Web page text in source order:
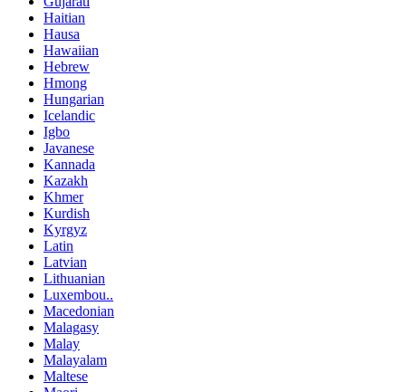
Haitian
Hausa
Hawaiian
Hebrew
Hmong
Hungarian
Icelandic
Igbo
Javanese
Kannada
Kazakh
Khmer
Kurdish
Kyrgyz
Latin
Latvian
Lithuanian
Luxembou..
Macedonian
Malagasy
Malay
Malayalam
Maltese